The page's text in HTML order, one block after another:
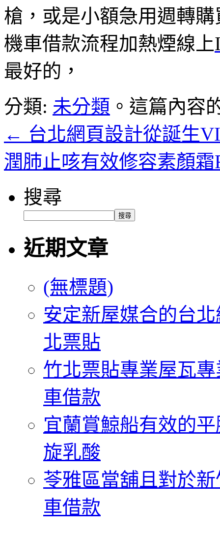
槍，或是小額急用週轉購
機車借款流程加熱煙線上
最好的，
分類: 未分類 。這篇內容
← 台北網頁設計從誕生
潤肺止咳有效修容素顏霜
搜尋
搜尋
近期文章
(無標題)
安定新屋媒合的台
北票貼
竹北票貼專業屋瓦
車借款
宜蘭賞鯨船有效的
旋乳酸
苓雅區當舖且對於
車借款